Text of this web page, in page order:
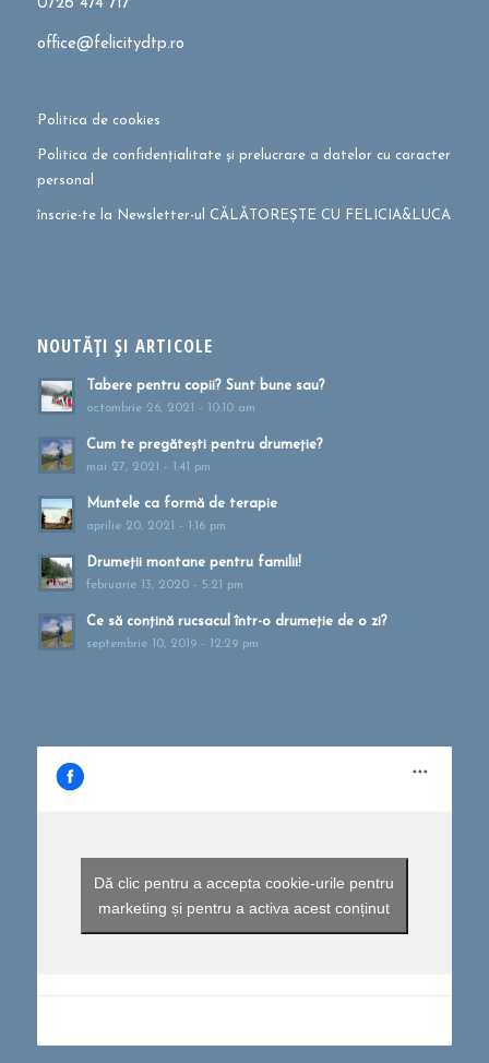
0726 474 717
office@felicitydtp.ro
Politica de cookies
Politica de confidențialitate și prelucrare a datelor cu caracter
personal
înscrie-te la Newsletter-ul CĂLĂTOREȘTE CU FELICIA&LUCA
NOUTĂȚI ȘI ARTICOLE
Tabere pentru copii? Sunt bune sau?
octombrie 26, 2021 - 10:10 am
Cum te pregătești pentru drumeție?
mai 27, 2021 - 1:41 pm
Muntele ca formă de terapie
aprilie 20, 2021 - 1:16 pm
Drumeții montane pentru familii!
februarie 13, 2020 - 5:21 pm
Ce să conțină rucsacul într-o drumeție de o zi?
septembrie 10, 2019 - 12:29 pm
Dă clic pentru a accepta cookie-urile pentru
marketing și pentru a activa acest conținut